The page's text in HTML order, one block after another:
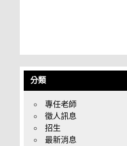
分類
專任老師
徵人訊息
招生
最新消息